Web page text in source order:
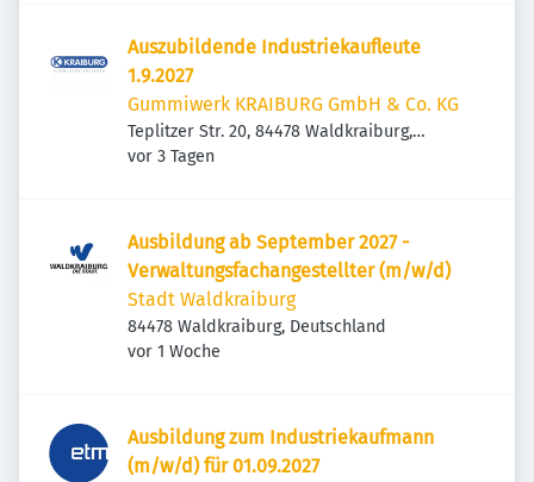
Auszubildende Industriekaufleute
1.9.2027
Gummiwerk KRAIBURG GmbH & Co. KG
Teplitzer Str. 20, 84478 Waldkraiburg,
Deutschland
Veröffentlicht
vor 3 Tagen
Ausbildung ab September 2027 -
Verwaltungsfachangestellter (m/w/d)
Stadt Waldkraiburg
84478 Waldkraiburg, Deutschland
Veröffentlicht
vor 1 Woche
Ausbildung zum Industriekaufmann
(m/w/d) für 01.09.2027